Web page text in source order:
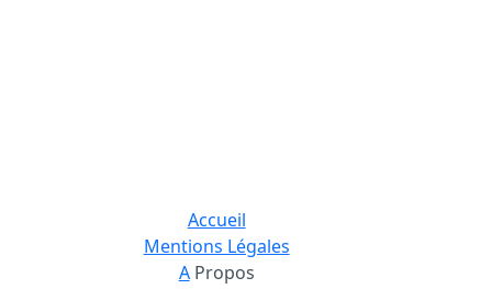
Accueil
Mentions Légales
APropos